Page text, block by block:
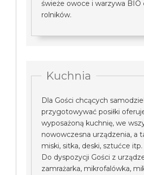
świeże owoce i warzywa
rolników.
Kuchnia
Dla Gości chcących
przygotowywać posiłki
wyposażoną kuchnię, we
nowowczesna urządzenia, a
miski, sitka, deski, sztućce itp.
Do dyspozycji Gości z
zamrażarka, mikrofalówka,